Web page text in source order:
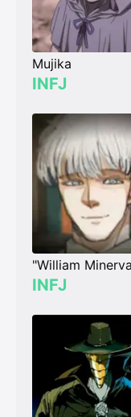
Mujika
INFJ
INFJ